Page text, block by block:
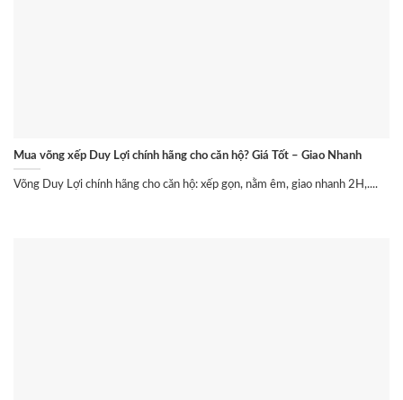
Mua võng xếp Duy Lợi chính hãng cho căn hộ? Giá Tốt – Giao Nhanh
Võng Duy Lợi chính hãng cho căn hộ: xếp gọn, nằm êm, giao nhanh 2H,....